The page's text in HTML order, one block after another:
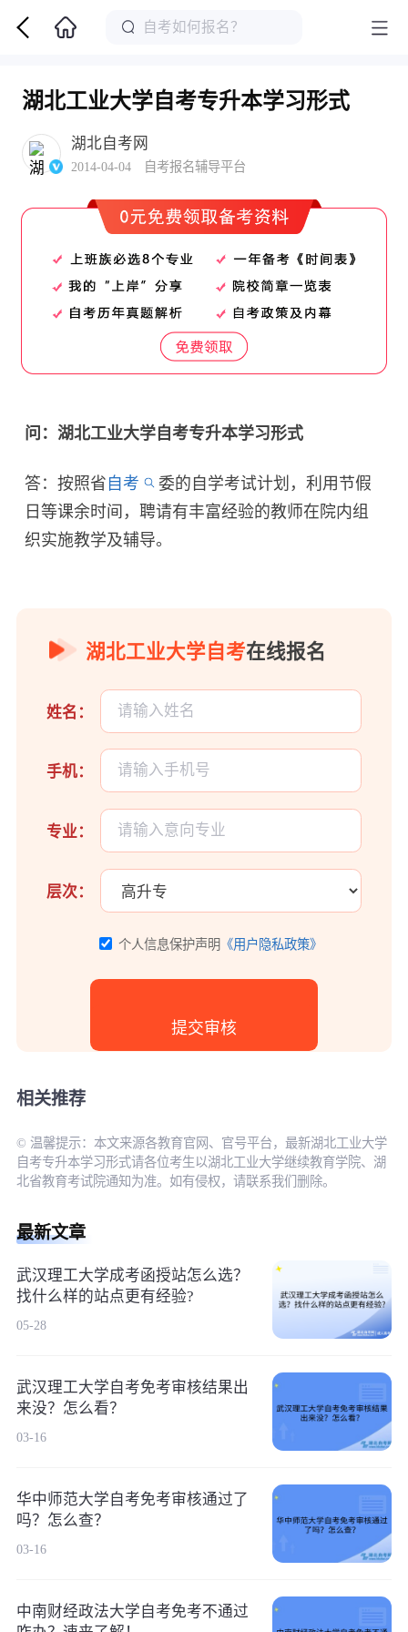
湖北工业大学自考专升本学习形式
湖北自考网
2014-04-04 自考报名辅导平台
问：湖北工业大学自考专升本学习形式
答：按照省 自考
委的自学考试计划，利用节假
日等课余时间，聘请有丰富经验的教师在院内组
织实施教学及辅导。
湖北工业大学自考在线报名
姓名：
手机：
专业：
层次：
个人信息保护声明 《用户隐私政策》
相关推荐
© 温馨提示：本文来源各教育官网、官号平台，最新湖北工业大学
自考专升本学习形式请各位考生以湖北工业大学继续教育学院、湖
北省教育考试院通知为准。如有侵权，请联系我们删除。
最新文章
武汉理工大学成考函授站怎么选？
找什么样的站点更有经验?
05-28
武汉理工大学自考免考审核结果出
来没？怎么看？
03-16
华中师范大学自考免考审核通过了
吗？怎么查？
03-16
中南财经政法大学自考免考不通过